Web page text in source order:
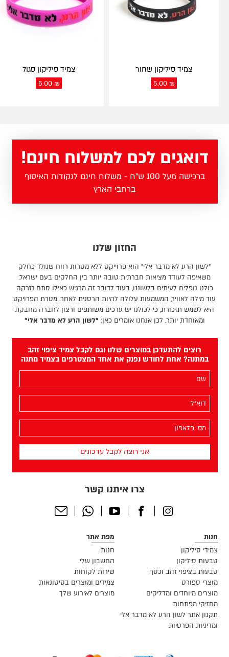
צמיד סיליקון שחור
5.00 ₪
צמיד סיליקון סגול
5.00 ₪
דואגים לכם למשלוח חינם!
ברכישה מעל 100 ש"ח - משלוח חינם לנקודות האיסוף
ברחבי הארץ
החזון שלנו
"לשון הרע לא מדבר אלי" הוא פרוייקט ללא מטרות רווח שנולד כחלק
משאיפה לעודד מציאות חברתית טובה יותר בין החלקים בעם ישראל.
כולנו נופלים לעיתים בלשוננו, בעוד לדובר זה מרגיש כאילו סתם נזרקה
עוד מילה לאוויר, המשמעות עלולה להיות הרסנית לאחר. מטרת הפרויקט
היא לשמש תזכורת, כי לכולנו יש ערכים משותפים ורצון לחברה מחבקת
ומאוחדת יותר. לכן אנחנו אומרים כאן: "לשון הרע לא מדבר אלי"
רוצים להתעדכן במוצרים שלנו וגם לקבל צמיד ציפוי זהב
במתנה? אחת לחודש נפנק את אחד המצטרפים בצמיד מתנה
שלך
שלך
הפלאפון
צרו איתנו קשר
Instagram
Facebook
Youtube
Whatsapp
Send
חנות
צמידי סיליקון
טבעות סיליקון
טבעות בציפוי זהב וכסף
מוצרי ספורט
מוצרים מיוחדים ומדליקים
מחזיקי מפתחות
תקנון אתר לשון הרע לא מדבר אלי
ומדיניות הפרטיות
מפת אתר
חנות
החשבון שלי
שירות לקוחות
צמידים ומוצרים בסיטונאות
מוצרים לאירוע שלך